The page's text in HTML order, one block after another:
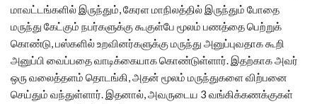
மாவட்டங்களில் இருந்தும், கேரள மாநிலத்தில் இருந்தும் போதை
மருந்து கேட்கும் நபர்களுக்கு கூகுள்பே மூலம் பணத்தை பெற்றுக்
கொண்டு, பஸ்களில் உறவினர்களுக்கு மருந்து அனுப்புவதாக கூறி
அனுப்பி வைப்பதை வாடிக்கையாக கொண்டுள்ளார். இதற்காக அவர்
ஒரு வலைத்தளம் தொடங்கி, அதன் மூலம் மருந்துகளை விற்பனை
செய்தும் வந்துள்ளார். இதனால், அவருடைய 3 வங்கிக்கணக்குகள்